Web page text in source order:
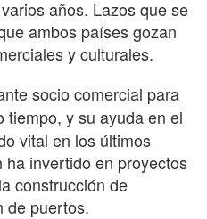
años. Lazos que se
ambos países gozan
y culturales.
socio comercial para
tiempo, y su ayuda en el
vital en los últimos
invertido en proyectos
construcción de
de puertos.